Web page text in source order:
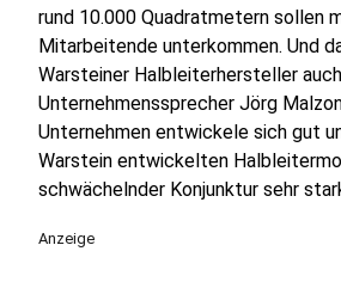
rund 10.000 Quadratmetern sollen
Mitarbeitende unterkommen. Und
Warsteiner Halbleiterhersteller
Unternehmenssprecher Jörg
Unternehmen entwickele sich gut
Warstein entwickelten
schwächelnder Konjunktur sehr
Anzeige